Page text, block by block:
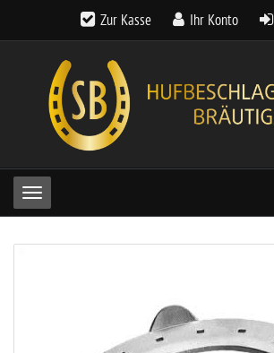
Zur Kasse Ihr Konto
Toggle navigation